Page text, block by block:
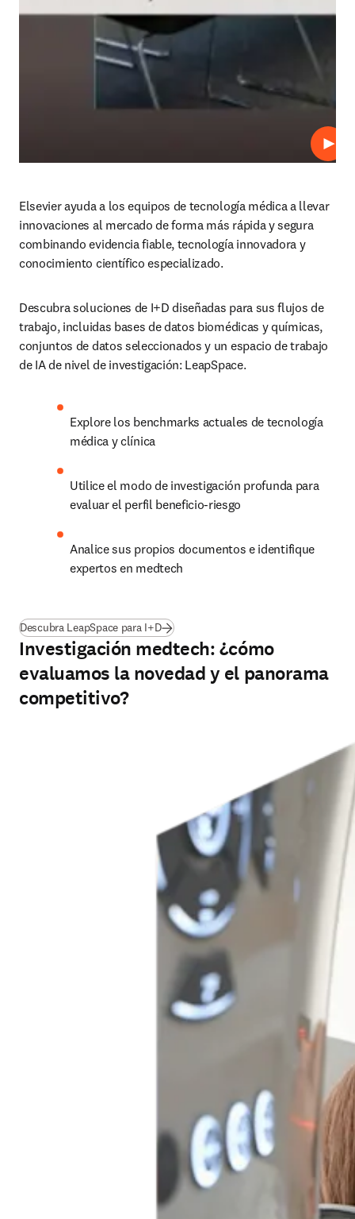
Elsevier ayuda a los equipos de tecnología médica a llevar
innovaciones al mercado de forma más rápida y segura
combinando evidencia fiable, tecnología innovadora y
conocimiento científico especializado.
Descubra soluciones de I+D diseñadas para sus flujos de
trabajo, incluidas bases de datos biomédicas y químicas,
conjuntos de datos seleccionados y un espacio de trabajo
de IA de nivel de investigación: LeapSpace.
Explore los benchmarks actuales de tecnología
médica y clínica
Utilice el modo de investigación profunda para
evaluar el perfil beneficio-riesgo
Analice sus propios documentos e identifique
expertos en medtech
Descubra LeapSpace para I+D
Investigación medtech: ¿cómo
evaluamos la novedad y el panorama
competitivo?